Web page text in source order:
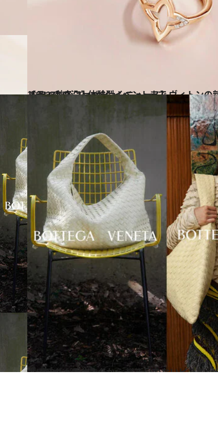
2023.9.13
【2023秋冬ファッションニュース】ヴィトンの新作ジュエリーから カルティエの没入体験型イベントまで
コミック ＆ エッセイ
2023.9.7
ボッテガ・ヴェネタから 継ぎ目のないピラミッド型 新作バッグ「HOP」が誕生
ファッション